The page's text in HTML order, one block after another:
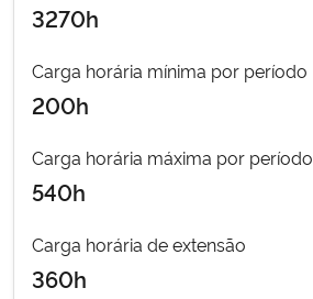
Gabinete de Segurança Institucional
Advocacia-Geral da União
Planalto
3270h
Carga horária mínima por período
200h
Carga horária máxima por período
540h
Carga horária de extensão
360h